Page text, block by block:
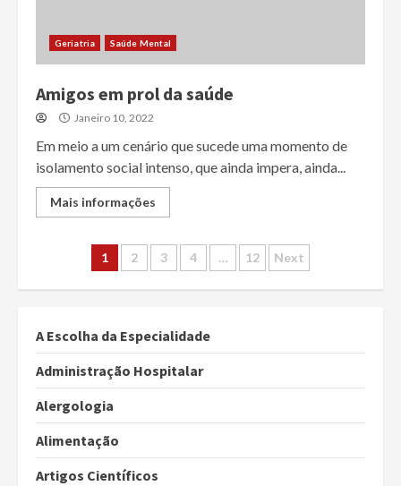
Geriatria Saúde Mental
Amigos em prol da saúde
Janeiro 10, 2022
Em meio a um cenário que sucede uma momento de
isolamento social intenso, que ainda impera, ainda...
Mais informações
Paginação
dos
conteúdos
1 2 3 4 … 12 Next
A Escolha da Especialidade
Administração Hospitalar
Alergologia
Alimentação
Artigos Científicos